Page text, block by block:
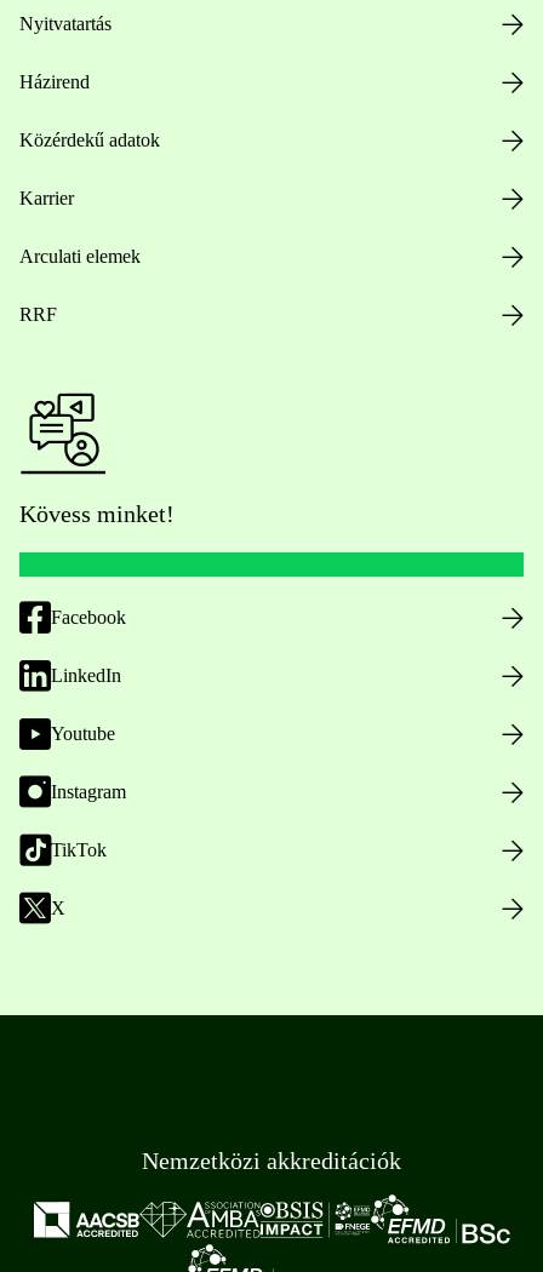
Nyitvatartás
Házirend
Közérdekű adatok
Karrier
Arculati elemek
RRF
Kövess minket!
Facebook
LinkedIn
Youtube
Instagram
TikTok
X
Nemzetközi akkreditációk